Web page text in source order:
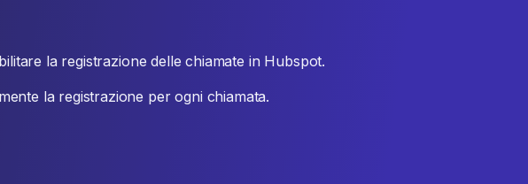
la registrazione delle chiamate in Hubspot.
la registrazione per ogni chiamata.